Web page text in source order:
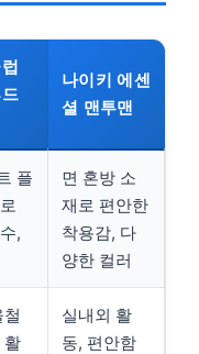
나이키 에센
셜 맨투맨
플
,
면 혼방 소
재로 편안한
착용감, 다
양한 컬러
활
실내외 활
동, 편안함